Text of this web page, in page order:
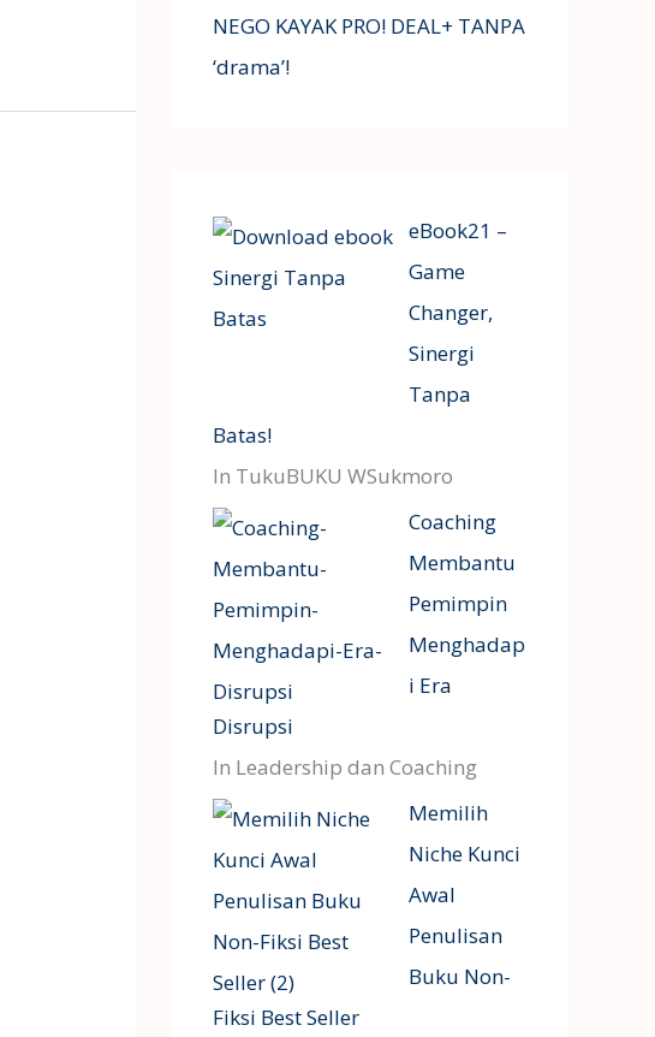
NEGO KAYAK PRO! DEAL+ TANPA
‘drama’!
eBook21 –
Game
Changer,
Sinergi
Tanpa
Batas!
In TukuBUKU WSukmoro
Coaching
Membantu
Pemimpin
Menghadap
i Era
Disrupsi
In Leadership dan Coaching
Memilih
Niche Kunci
Awal
Penulisan
Buku Non-
Fiksi Best Seller